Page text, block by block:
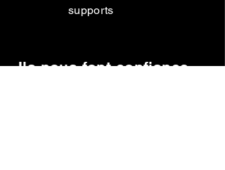
supports
Ils nous font confiance ...